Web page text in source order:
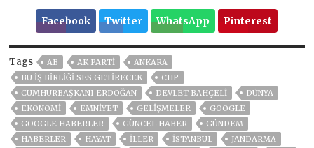
Facebook Twitter WhatsApp Pinterest
Tags AB AK PARTİ
ANKARA
BU İŞ BİRLİĞİ SES GETİRECEK
CHP
CUMHURBAŞKANI ERDOĞAN
DEVLET BAHÇELİ
DÜNYA
EKONOMİ
EMNİYET GELIŞMELER
GOOGLE
GOOGLE HABERLER
GÜNCEL HABER
GÜNDEM
HABERLER
HAYAT İLLER ISTANBUL
JANDARMA